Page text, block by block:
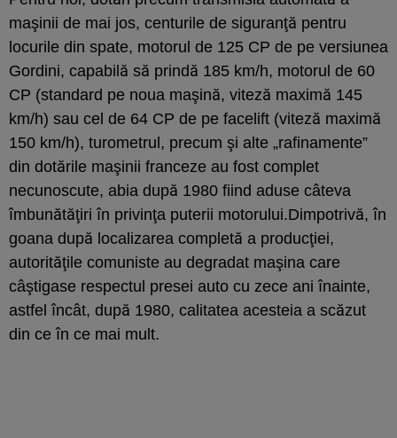
maşinii de mai jos, centurile de siguranţă pentru
locurile din spate, motorul de 125 CP de pe versiunea
Gordini, capabilă să prindă 185 km/h, motorul de 60
CP (standard pe noua maşină, viteză maximă 145
km/h) sau cel de 64 CP de pe facelift (viteză maximă
150 km/h), turometrul, precum şi alte „rafinamente”
din dotările maşinii franceze au fost complet
necunoscute, abia după 1980 fiind aduse câteva
îmbunătăţiri în privinţa puterii motorului.Dimpotrivă, în
goana după localizarea completă a producţiei,
autorităţile comuniste au degradat maşina care
câştigase respectul presei auto cu zece ani înainte,
astfel încât, după 1980, calitatea acesteia a scăzut
din ce în ce mai mult.